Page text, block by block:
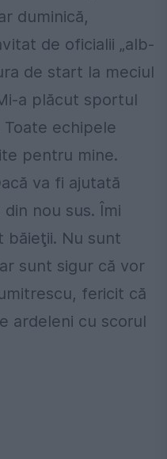
duminică,
de oficialii „alb-
de start la meciul
a plăcut sportul
echipele
pentru mine.
va fi ajutată
nou sus. Îmi
băieţii. Nu sunt
sunt sigur că vor
fericit că
ardeleni cu scorul